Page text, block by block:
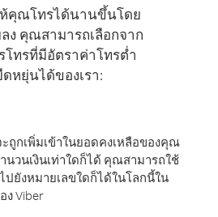
ห้คุณโทรได้นานขึ้นโดย
ง คุณสามารถเลือกจาก
โทรที่มีอัตราค่าโทรต่ำ
หยุ่นได้ของเรา:
ะถูกเพิ่มเข้าในยอดคงเหลือของคุณ
วนเงินเท่าใดก็ได้ คุณสามารถใช้
ยังหมายเลขใดก็ได้ในโลกนี้ใน
ง Viber